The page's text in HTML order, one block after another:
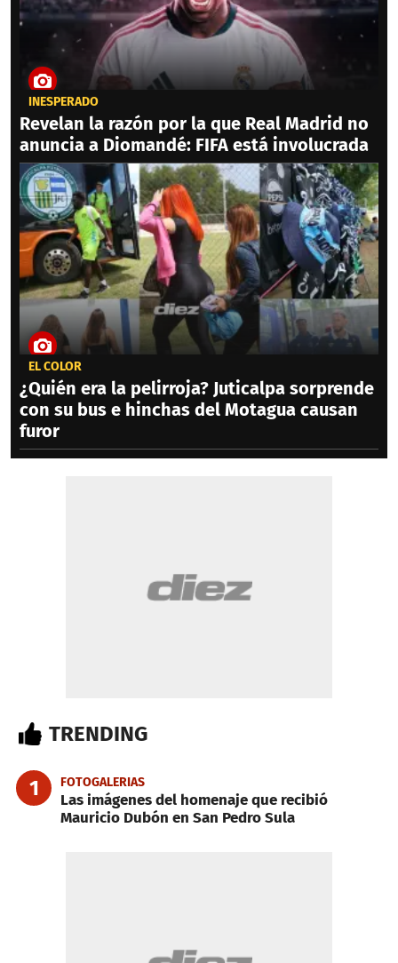
INESPERADO
Revelan la razón por la que Real Madrid no
anuncia a Diomandé: FIFA está involucrada
EL COLOR
¿Quién era la pelirroja? Juticalpa sorprende
con su bus e hinchas del Motagua causan
furor
TRENDING
1 FOTOGALERIAS
Las imágenes del homenaje que recibió
Mauricio Dubón en San Pedro Sula